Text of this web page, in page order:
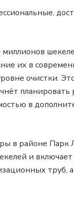
их в
очистки.
планировать
в
в районе Парк
и включает
труб,